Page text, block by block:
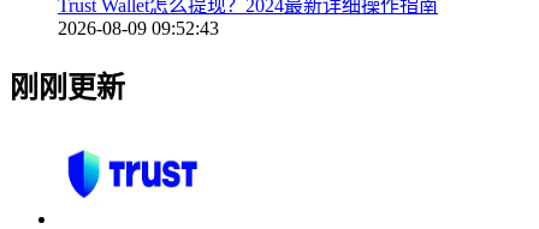
Trust Wallet怎么提现？2024最新详细操作指南
2026-08-09 09:52:43
刚刚更新